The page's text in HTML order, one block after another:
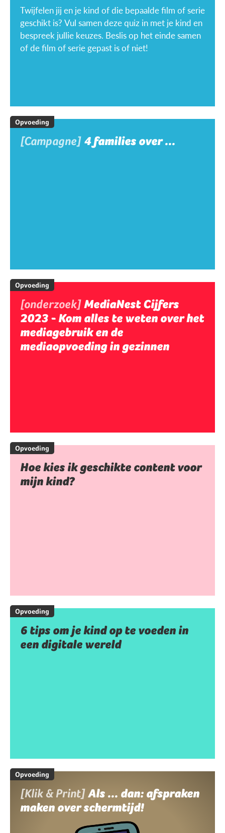
Twijfelen jij en je kind of die bepaalde film of serie
geschikt is? Vul samen deze quiz in met je kind en
bespreek jullie keuzes. Beslis op het einde samen
of de film of serie gepast is of niet!
Opvoeding
[Campagne] 4 families over ...
Opvoeding
[onderzoek]MediaNest Cijfers
2023 - Kom alles te weten over het
mediagebruik en de
mediaopvoeding in gezinnen
Opvoeding
Hoe kies ik geschikte content voor
mijn kind?
Opvoeding
6 tips om je kind op te voeden in
een digitale wereld
Opvoeding
[Klik & Print]Als ... dan: afspraken
maken over schermtijd!